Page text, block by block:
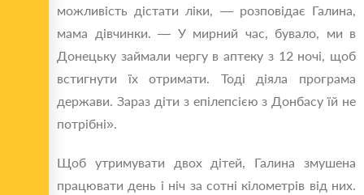
можливість дістати ліки, — розповідає Галина,
мама дівчинки. — У мирний час, бувало, ми в
Донецьку займали чергу в аптеку з 12 ночі, щоб
встигнути їх отримати. Тоді діяла програма
держави. Зараз діти з епілепсією з Донбасу їй не
потрібні».
Щоб утримувати двох дітей, Галина змушена
працювати день і ніч за сотні кілометрів від них.